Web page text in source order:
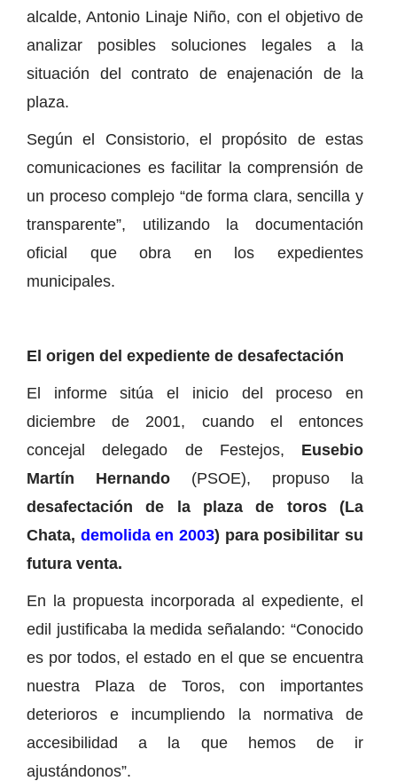
alcalde, Antonio Linaje Niño, con el objetivo de
analizar posibles soluciones legales a la
situación del contrato de enajenación de la
plaza.
Según el Consistorio, el propósito de estas
comunicaciones es facilitar la comprensión de
un proceso complejo “de forma clara, sencilla y
transparente”, utilizando la documentación
oficial que obra en los expedientes
municipales.
El origen del expediente de desafectación
El informe sitúa el inicio del proceso en
diciembre de 2001, cuando el entonces
concejal delegado de Festejos, Eusebio
Martín Hernando (PSOE), propuso la
desafectación de la plaza de toros (La
Chata, demolida en 2003) para posibilitar su
futura venta.
En la propuesta incorporada al expediente, el
edil justificaba la medida señalando: “Conocido
es por todos, el estado en el que se encuentra
nuestra Plaza de Toros, con importantes
deterioros e incumpliendo la normativa de
accesibilidad a la que hemos de ir
ajustándonos”.